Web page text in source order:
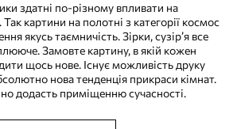
здатні по-різному впливати на
картини на полотні з категорії космос
якусь таємничість. Зірки, сузір’я все
Замовте картину, в якій кожен
щось нове. Існує можливість друку
нова тенденція прикраси кімнат.
додасть приміщенню сучасності.